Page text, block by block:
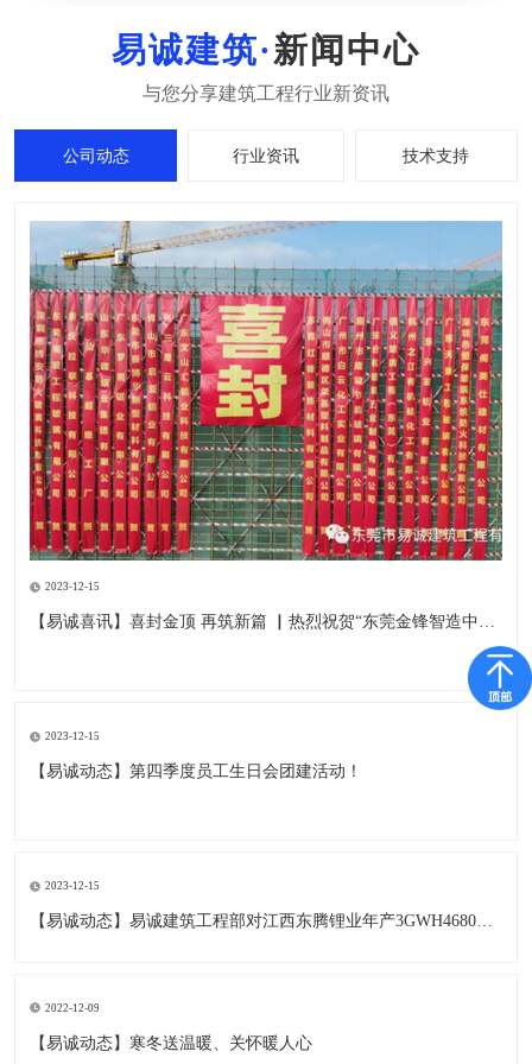
新闻中心
公司动态 行业资讯 技术支持
2023-12-15
2023-12-15
【易诚动态】第四季度员工生日会团建活动！
2023-12-15
【易诚动态】易诚建筑工程部对江西东腾锂业年产3GWH4680等锂电池项目开展例行检查
2022-12-09
【易诚动态】寒冬送温暖、关怀暖人心